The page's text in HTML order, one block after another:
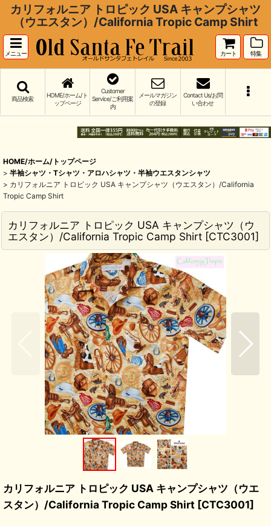
カリフォルニア トロピック USA キャンプシャツ
（ウエスタン）/California Tropic Camp Shirt
メニュー カート 特集
商品検索
HOME/ホーム/ト
ップページ
Customer
Service/ご利用案
内
メールマガジン
の登録
Contact Us/お問
い合わせ
HOME/ホーム/トップページ
> 半袖シャツ・Tシャツ・アロハシャツ・半袖ウエスタンシャツ
> カリフォルニア トロピック USA キャンプシャツ（ウエスタン）/California
Tropic Camp Shirt
カリフォルニア トロピック USA キャンプシャツ（ウ
エスタン）/California Tropic Camp Shirt [CTC3001]
カリフォルニア トロピック USA キャンプシャツ（ウエ
スタン）/California Tropic Camp Shirt [CTC3001]